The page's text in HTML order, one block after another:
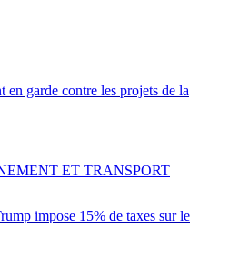
en garde contre les projets de la
impose 15% de taxes sur le
ET TRANSPORT